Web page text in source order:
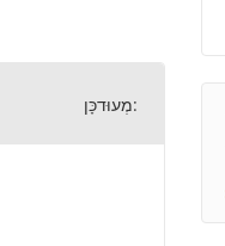
מְעוּדכָּן: